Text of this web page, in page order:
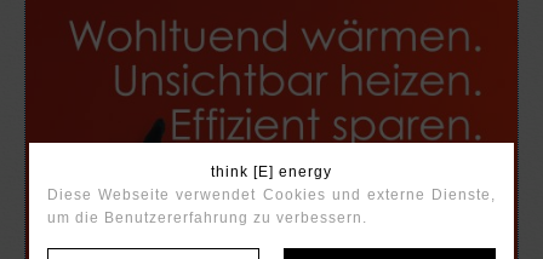
think [E] energy
Diese Webseite verwendet Cookies und externe Dienste,
um die Benutzererfahrung zu verbessern.